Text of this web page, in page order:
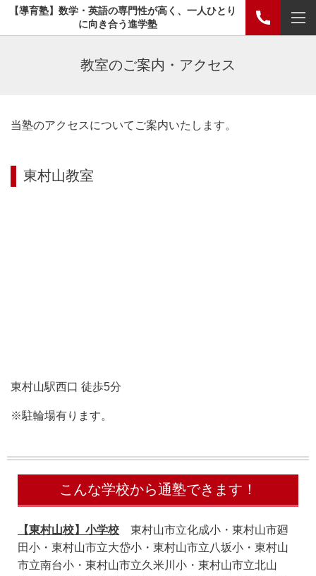
【導育塾】数学・英語の専門性が高く、一人ひとり
に向き合う進学塾
教室のご案内・アクセス
当塾のアクセスについてご案内いたします。
東村山教室
東村山駅西口 徒歩5分
※駐輪場有ります。
こんな学校から通塾できます！
【東村山校】小学校 東村山市立化成小・東村山市廻
田小・東村山市立大岱小・東村山市立八坂小・東村山
市立南台小・東村山市立久米川小・東村山市立北山